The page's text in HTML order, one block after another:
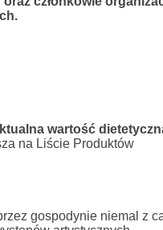
wartość
na Liście Produktów
gospodynie niemal z